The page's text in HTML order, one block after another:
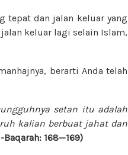
tepat dan jalan keluar yang
keluar lagi selain Islam,
berarti Anda telah
setan itu adalah
kalian berbuat jahat dan
Baqarah: 168—169)